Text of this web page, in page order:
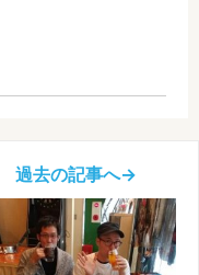
過去の記事へ→